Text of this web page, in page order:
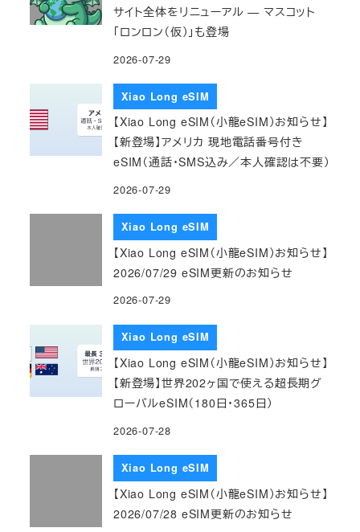
サイト全体をリニューアル — マスコット
「ロンロン（仮）」も登場
2026-07-29
Xiao Long eSIM
【Xiao Long eSIM（小龍eSIM）お知らせ】
【新登場】アメリカ 現地電話番号付き
eSIM（通話・SMS込み／本人確認は不要）
2026-07-29
Xiao Long eSIM
【Xiao Long eSIM（小龍eSIM）お知らせ】
2026/07/29 eSIM更新のお知らせ
2026-07-29
Xiao Long eSIM
【Xiao Long eSIM（小龍eSIM）お知らせ】
【新登場】世界202ヶ国で使える超長期グ
ローバルeSIM（180日・365日）
2026-07-28
Xiao Long eSIM
【Xiao Long eSIM（小龍eSIM）お知らせ】
2026/07/28 eSIM更新のお知らせ